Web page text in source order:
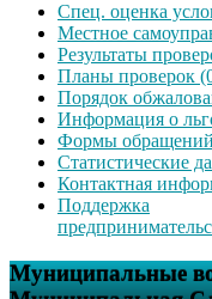
Спец. оценка
Местное
Результаты
Планы проверок
Порядок
Информация о
Формы
Статистические
Контактная
Поддержка
Муниципальные